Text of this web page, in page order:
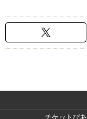
チケットぴあ